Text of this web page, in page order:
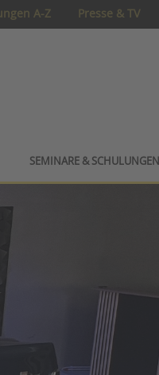
A-Z Presse & TV
SEMINARE & SCHULUNGEN